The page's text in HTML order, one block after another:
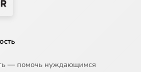
— помочь нуждающимся